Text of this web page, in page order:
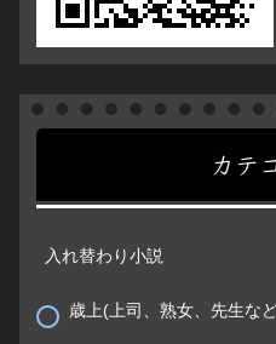
カテ
入れ替わり小説
歳上(上司、熟女、先生な